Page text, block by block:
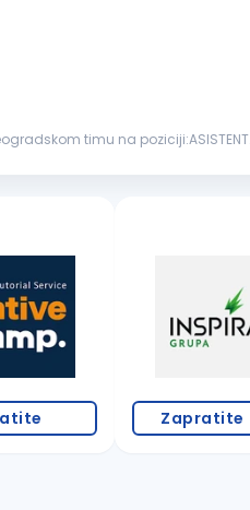
timu na poziciji:ASISTENT
Zapratite